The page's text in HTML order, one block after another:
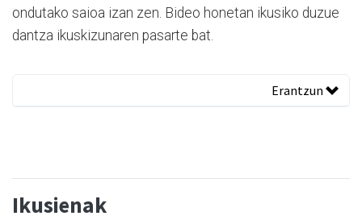
ondutako saioa izan zen. Bideo honetan ikusiko duzue
dantza ikuskizunaren pasarte bat.
Erantzun
Ikusienak